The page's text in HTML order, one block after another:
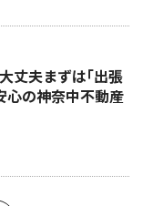
丈夫まずは｢出張
の神奈中不動産